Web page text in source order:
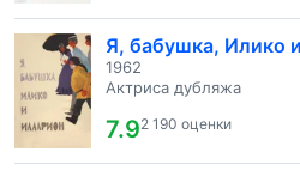
Я, бабушка, Илико
1962
Актриса дубляжа
7.92 190 оценки